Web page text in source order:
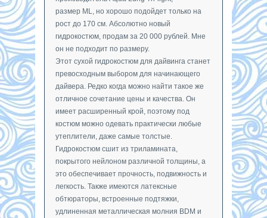
размер ML, но хорошо подойдет только на
рост до 170 см. Абсолютно новый
гидрокостюм, продам за 20 000 рублей. Мне
он не подходит по размеру.
Этот сухой гидрокостюм для дайвинга станет
превосходным выбором для начинающего
дайвера. Редко когда можно найти такое же
отличное сочетание цены и качества. Он
имеет расширенный крой, поэтому под
костюм можно одевать практически любые
утеплители, даже самые толстые.
Гидрокостюм сшит из триламината,
покрытого нейлоном различной толщины, а
это обеспечивает прочность, подвижность и
легкость. Также имеются латексные
обтюраторы, встроенные подтяжки,
удлиненная металлическая молния BDM и